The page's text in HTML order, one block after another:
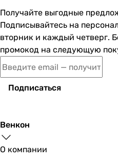
Получайте выгодные
Подписывайтесь на
вторник и каждый четверг.
промокод на следующую
Подписаться
Венкон
О компании